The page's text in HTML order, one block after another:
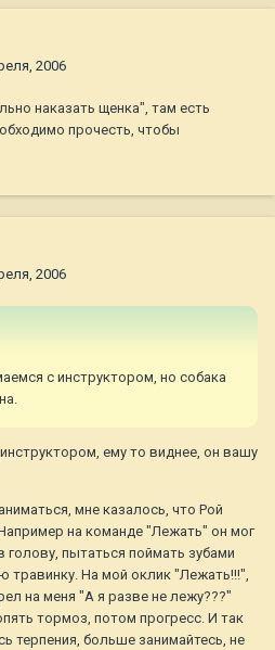
2006
наказать щенка", там есть
прочесть, чтобы
2006
с инструктором, но собака
ему то виднее, он вашу
мне казалось, что Рой
на команде "Лежать" он мог
голову, пытаться поймать зубами
травинку. На мой оклик "Лежать!!!",
на меня "А я разве не лежу???"
тормоз, потом прогресс. И так
терпения, больше занимайтесь, не